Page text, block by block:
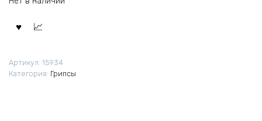
Артикул: 15934
Категория: Грипсы